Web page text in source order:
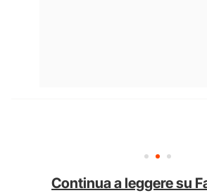
Continua a leggere su